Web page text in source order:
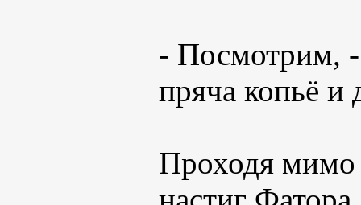
- Посмотрим, -
пряча копьё и
Проходя мимо